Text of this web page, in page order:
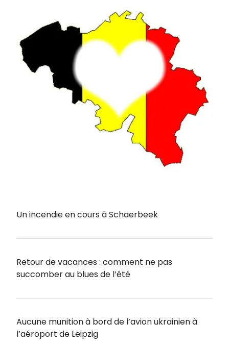
Un incendie en cours à Schaerbeek
Retour de vacances : comment ne pas
succomber au blues de l’été
Aucune munition à bord de l’avion ukrainien à
l’aéroport de Leipzig